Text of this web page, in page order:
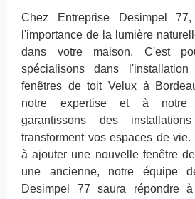
Chez Entreprise Desimpel
l'importance de la lumière
dans votre maison. C'est
spécialisons dans
fenêtres de toit Velux à
notre expertise et à notre
garantissons des
transforment vos espaces de
à ajouter une nouvelle fenêtre
une ancienne, notre équipe
Desimpel 77 saura répondre